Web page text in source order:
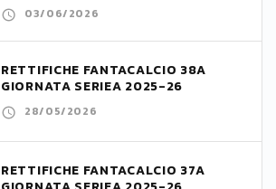
03/06/2026
RETTIFICHE FANTACALCIO 38A
GIORNATA SERIEA 2025-26
28/05/2026
RETTIFICHE FANTACALCIO 37A